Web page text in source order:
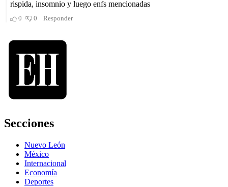
Secciones
Nuevo León
México
Internacional
Economía
Deportes